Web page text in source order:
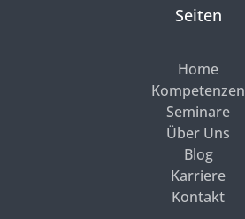
Seiten
Home
Kompetenzen
Seminare
Über Uns
Blog
Karriere
Kontakt